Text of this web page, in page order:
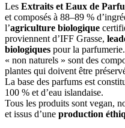
Les Extraits et Eaux de
et composés à 88–89 %
l’agriculture biologique
proviennent d’IFF Grasse,
biologiques pour la
« non naturels » sont des
plantes qui doivent être
La base des parfums est
100 % et d’eau islandaise.
Tous les produits sont vegan,
et issus d’une production